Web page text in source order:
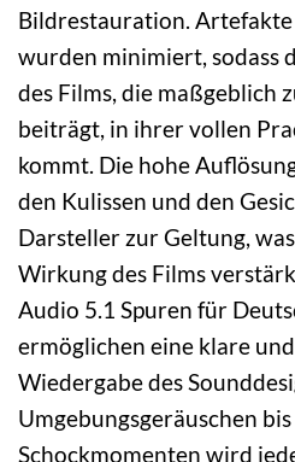
Bildrestauration.
wurden minimiert, sodass
des Films, die maßgeblich
beiträgt, in ihrer vollen
kommt. Die hohe
den Kulissen und den
Darsteller zur Geltung,
Wirkung des Films
Audio 5.1 Spuren für
ermöglichen eine klare
Wiedergabe des
Umgebungsgeräuschen
Schockmomenten wird